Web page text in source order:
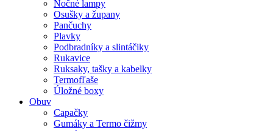
Nočné lampy
Osušky a župany
Pančuchy
Plavky
Podbradníky a slintáčiky
Rukavice
Ruksaky, tašky a kabelky
Termofľaše
Úložné boxy
Obuv
Capačky
Gumáky a Termo čižmy